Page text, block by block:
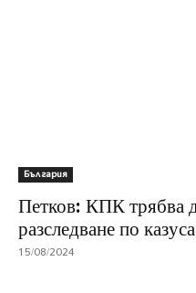
България
Петков: КПК трябва
разследване по
15/08/2024